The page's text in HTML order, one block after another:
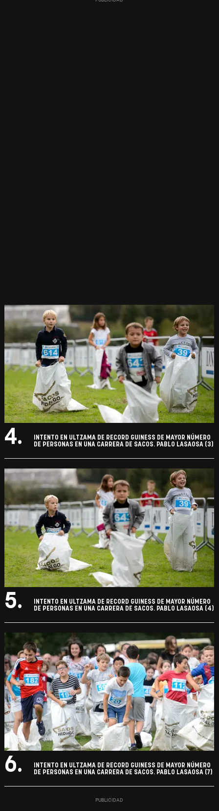
4.
INTENTO EN ULTZAMA DE RECORD GUINESS DE MAYOR NÚMERO
DE PERSONAS EN UNA CARRERA DE SACOS. PABLO LASAOSA (3)
5.
INTENTO EN ULTZAMA DE RECORD GUINESS DE MAYOR NÚMERO
DE PERSONAS EN UNA CARRERA DE SACOS. PABLO LASAOSA (4)
6.
INTENTO EN ULTZAMA DE RECORD GUINESS DE MAYOR NÚMERO
DE PERSONAS EN UNA CARRERA DE SACOS. PABLO LASAOSA (7)